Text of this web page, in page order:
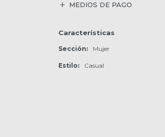
MEDIOS DE PAGO
Características
Sección Mujer
Estilo Casual